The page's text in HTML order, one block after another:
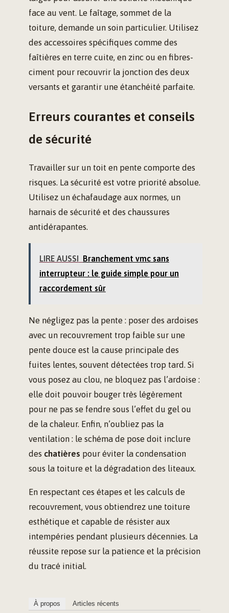
face au vent. Le faîtage, sommet de la
toiture, demande un soin particulier. Utilisez
des accessoires spécifiques comme des
faîtières en terre cuite, en zinc ou en fibres-
ciment pour recouvrir la jonction des deux
versants et garantir une étanchéité parfaite.
Erreurs courantes et conseils
de sécurité
Travailler sur un toit en pente comporte des
risques. La sécurité est votre priorité absolue.
Utilisez un échafaudage aux normes, un
harnais de sécurité et des chaussures
antidérapantes.
LIRE AUSSI
Branchement vmc sans
interrupteur : le guide simple pour un
raccordement sûr
Ne négligez pas la pente : poser des ardoises
avec un recouvrement trop faible sur une
pente douce est la cause principale des
fuites lentes, souvent détectées trop tard. Si
vous posez au clou, ne bloquez pas l’ardoise :
elle doit pouvoir bouger très légèrement
pour ne pas se fendre sous l’effet du gel ou
de la chaleur. Enfin, n’oubliez pas la
ventilation : le schéma de pose doit inclure
des chatières pour éviter la condensation
sous la toiture et la dégradation des liteaux.
En respectant ces étapes et les calculs de
recouvrement, vous obtiendrez une toiture
esthétique et capable de résister aux
intempéries pendant plusieurs décennies. La
réussite repose sur la patience et la précision
du tracé initial.
À propos Articles récents